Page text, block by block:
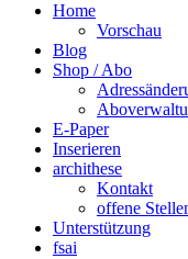
Home
Vorschau
Blog
Shop / Abo
E-Paper
Inserieren
archithese
Kontakt
offene
Unterstützung
fsai